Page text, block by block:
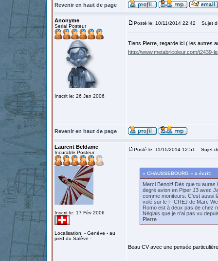
Revenir en haut de page
Anonyme
Serial Posteur
Inscrit le: 26 Jan 2006
Posté le: 10/11/2014 22:42 Sujet
Tiens Pierre, regarde ici ( les autres
http://www.metabricoleur.com/t2439-
Revenir en haut de page
Laurent Beldame
Incurable Posteur
Inscrit le: 17 Fév 2006
Localisation: - Genève - au
pied du Salève -
Posté le: 11/11/2014 12:51 Sujet
« CHAUSSEBOURG » a écrit:
Merci Benoit! Dès que tu
degré avion en Piper J3 avec
comme moniteurs. C'est aussi
volé sur le F-CREJ de Marc
Romo est à deux pas de chez
Néglais que je n'ai pas vu
Pierre
Beau CV avec une pensée